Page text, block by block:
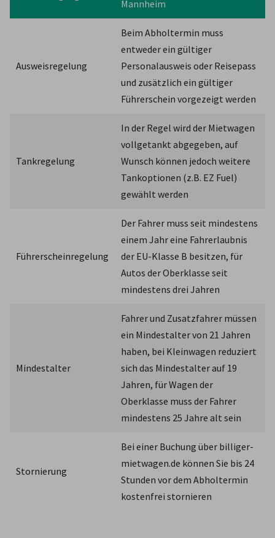
Mannheim
Ausweisregelung
Beim Abholtermin muss
entweder ein gültiger
Personalausweis oder Reisepass
und zusätzlich ein gültiger
Führerschein vorgezeigt werden
Tankregelung
In der Regel wird der Mietwagen
vollgetankt abgegeben, auf
Wunsch können jedoch weitere
Tankoptionen (z.B. EZ Fuel)
gewählt werden
Führerscheinregelung
Der Fahrer muss seit mindestens
einem Jahr eine Fahrerlaubnis
der EU-Klasse B besitzen, für
Autos der Oberklasse seit
mindestens drei Jahren
Mindestalter
Fahrer und Zusatzfahrer müssen
ein Mindestalter von 21 Jahren
haben, bei Kleinwagen reduziert
sich das Mindestalter auf 19
Jahren, für Wagen der
Oberklasse muss der Fahrer
mindestens 25 Jahre alt sein
Stornierung
Bei einer Buchung über billiger-
mietwagen.de können Sie bis 24
Stunden vor dem Abholtermin
kostenfrei stornieren